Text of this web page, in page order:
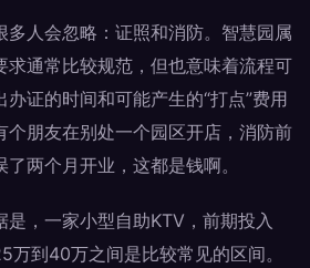
多人会忽略：证照和消防。智慧园属
求通常比较规范，但也意味着流程可
证的时间和可能产生的“打点”费用
个朋友在别处一个园区开店，消防前
两个月开业，这都是钱啊。
，一家小型自助KTV，前期投入
万到40万之间是比较常见的区间。